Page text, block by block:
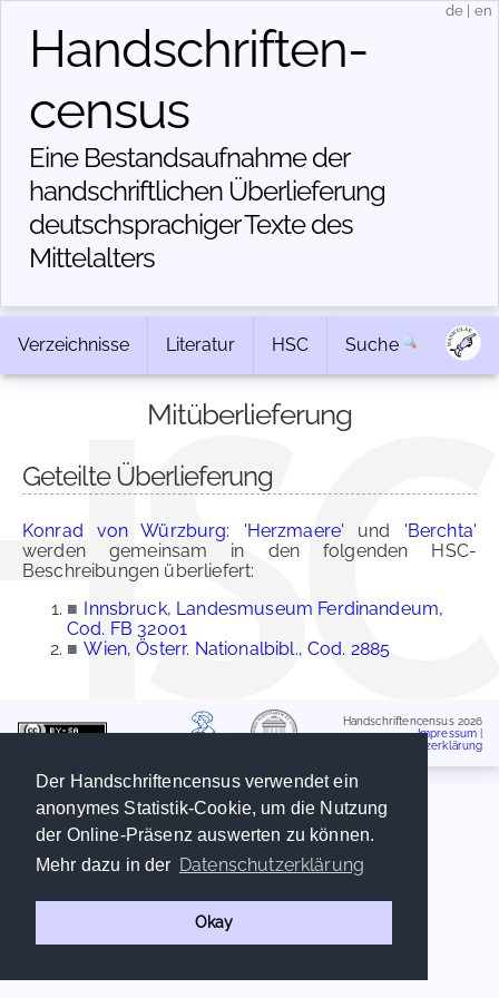
Der Handschriftencensus verwendet ein
anonymes Statistik-Cookie, um die Nutzung
der Online-Präsenz auswerten zu können.
Mehr dazu in der Datenschutzerklärung
Okay
Handschriften­
census
Eine Bestandsaufnahme der
handschriftlichen Über­lieferung
deutschsprachiger Texte des
Mittelalters
de en
Verzeichnisse Literatur HSC Suche
Mitüberlieferung
Geteilte Überlieferung
Konrad von Würzburg: 'Herzmaere' und 'Berchta'
werden gemeinsam in den folgenden HSC-
Beschreibungen überliefert:
■ Innsbruck, Landesmuseum Ferdinandeum,
Cod. FB 32001
■ Wien, Österr. Nationalbibl., Cod. 2885
Handschriftencensus 2026
Impressum
Datenschutzerklärung